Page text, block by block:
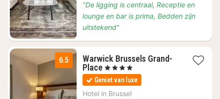
"De ligging is centraal, Receptie en
lounge en bar is prima, Bedden zijn
uitstekend"
6.5
Warwick Brussels Grand-
Place1
nacht
vanaf
€
, 4 Sterren
Geniet van luxe
Hotel in Brussel